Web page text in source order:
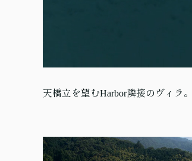
天橋立を望むHarbor隣接のヴィラ